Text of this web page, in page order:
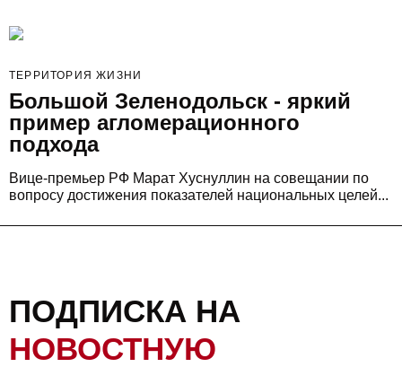
ТЕРРИТОРИЯ ЖИЗНИ
Большой Зеленодольск - яркий
пример агломерационного
подхода
Вице-премьер РФ Марат Хуснуллин на совещании по
вопросу достижения показателей национальных целей...
ПОДПИСКА НА
НОВОСТНУЮ